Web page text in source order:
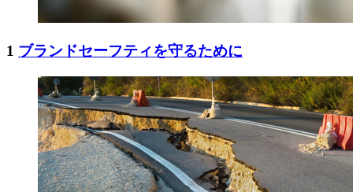
1 ブランドセーフティを守るために